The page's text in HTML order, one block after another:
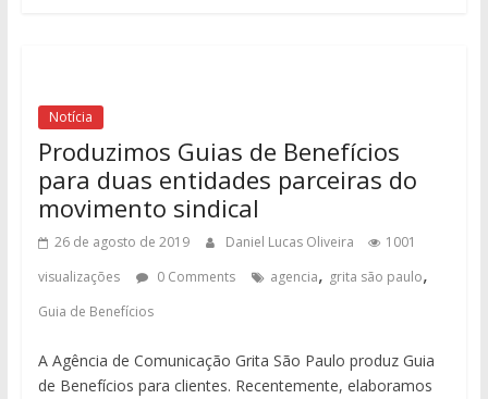
Notícia
Produzimos Guias de Benefícios
para duas entidades parceiras do
movimento sindical
26 de agosto de 2019 Daniel Lucas Oliveira
1001
visualizações
0 Comments agencia, grita são paulo,
Guia de Benefícios
A Agência de Comunicação Grita São Paulo produz Guia
de Benefícios para clientes. Recentemente, elaboramos